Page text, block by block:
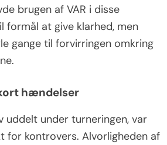
brugen af VAR i disse
formål at give klarhed, men
gange til forvirringen omkring
hændelser
uddelt under turneringen, var
for kontrovers. Alvorligheden af